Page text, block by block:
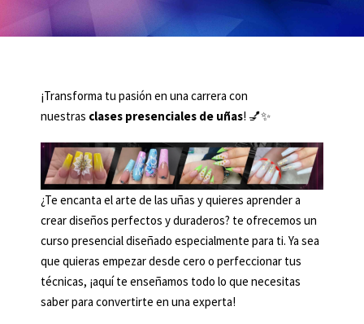
¡Transforma tu pasión en una carrera con
nuestras clases presenciales de uñas! 💅✨
¿Te encanta el arte de las uñas y quieres aprender a
crear diseños perfectos y duraderos? te ofrecemos un
curso presencial diseñado especialmente para ti. Ya sea
que quieras empezar desde cero o perfeccionar tus
técnicas, ¡aquí te enseñamos todo lo que necesitas
saber para convertirte en una experta!